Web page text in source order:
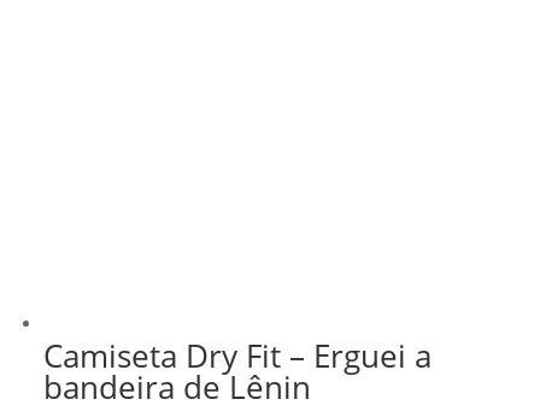
Camiseta Dry Fit – Erguei a
bandeira de Lênin